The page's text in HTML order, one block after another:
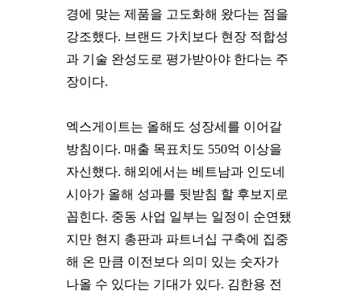
경에 맞는 제품을 고도화해 왔다는 점을
강조했다. 브랜드 가치보다 현장 적합성
과 기술 완성도로 평가받아야 한다는 주
장이다.
엑스게이트는 올해도 성장세를 이어갈
방침이다. 매출 목표치도 550억 이상을
자신했다. 해외에서는 베트남과 인도네
시아가 올해 성과를 뒷받침 할 후보지로
꼽힌다. 중동 사업 일부는 일정이 순연됐
지만 현지 총판과 파트너십 구축에 집중
해 온 만큼 이전보다 의미 있는 숫자가
나올 수 있다는 기대가 있다. 김한용 전